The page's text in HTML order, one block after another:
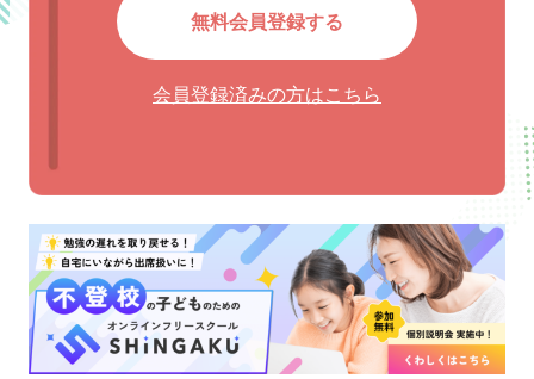
無料会員登録する
会員登録済みの方はこちら